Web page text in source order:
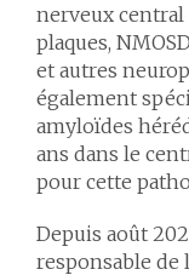
nerveux
plaques,
et autres
également
amyloïdes
ans dans le
pour cette
Depuis août
responsable de